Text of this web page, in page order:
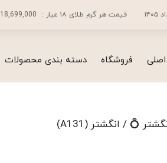
قیمت هر گرم طلای ۱۸ عیار : 18,699,000
فروشگاه دسته بندی محصولات
💍 / انگشتر (A131)